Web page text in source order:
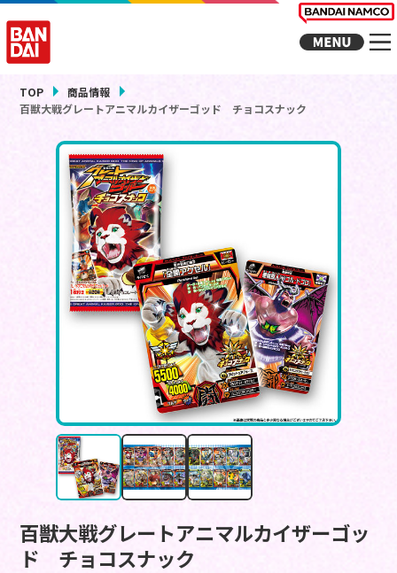
TOP
商品情報
百獣大戦グレートアニマルカイザーゴッド チョコスナック
百獣大戦グレートアニマルカイザーゴッ
ド チョコスナック